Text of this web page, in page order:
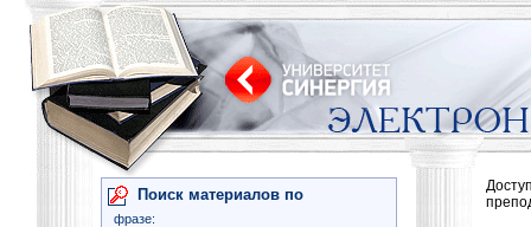
Поиск материалов по
фразе: